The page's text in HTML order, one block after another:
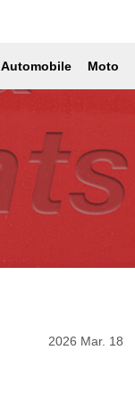
Automobile Moto
2026 Mar. 18